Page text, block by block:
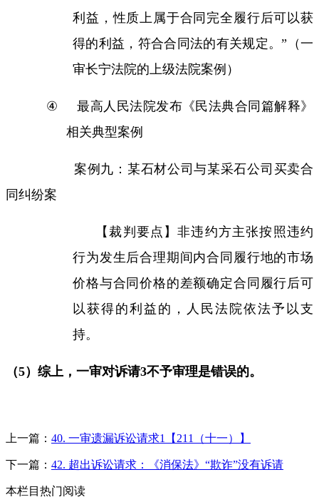
利益，性质上属于合同完全履行后可以获
得的利益，符合合同法的有关规定。” （一
审长宁法院的上级法院案例）
④
最高人民法院发布《民法典合同篇解释》
相关典型案例
案例九：某石材公司与某采石公司买卖合
同纠纷案
【裁判要点】非违约方主张按照违约
行为发生后合理期间内合同履行地的市场
价格与合同价格的差额确定合同履行后可
以获得的利益的，人民法院依法予以支
持。
（5）综上， 一审对诉请3不予审理是错误的。
上一篇： 40. 一审遗漏诉讼请求1【211（十一）】
下一篇： 42. 超出诉讼请求：《消保法》“欺诈”没有诉请
本栏目热门阅读